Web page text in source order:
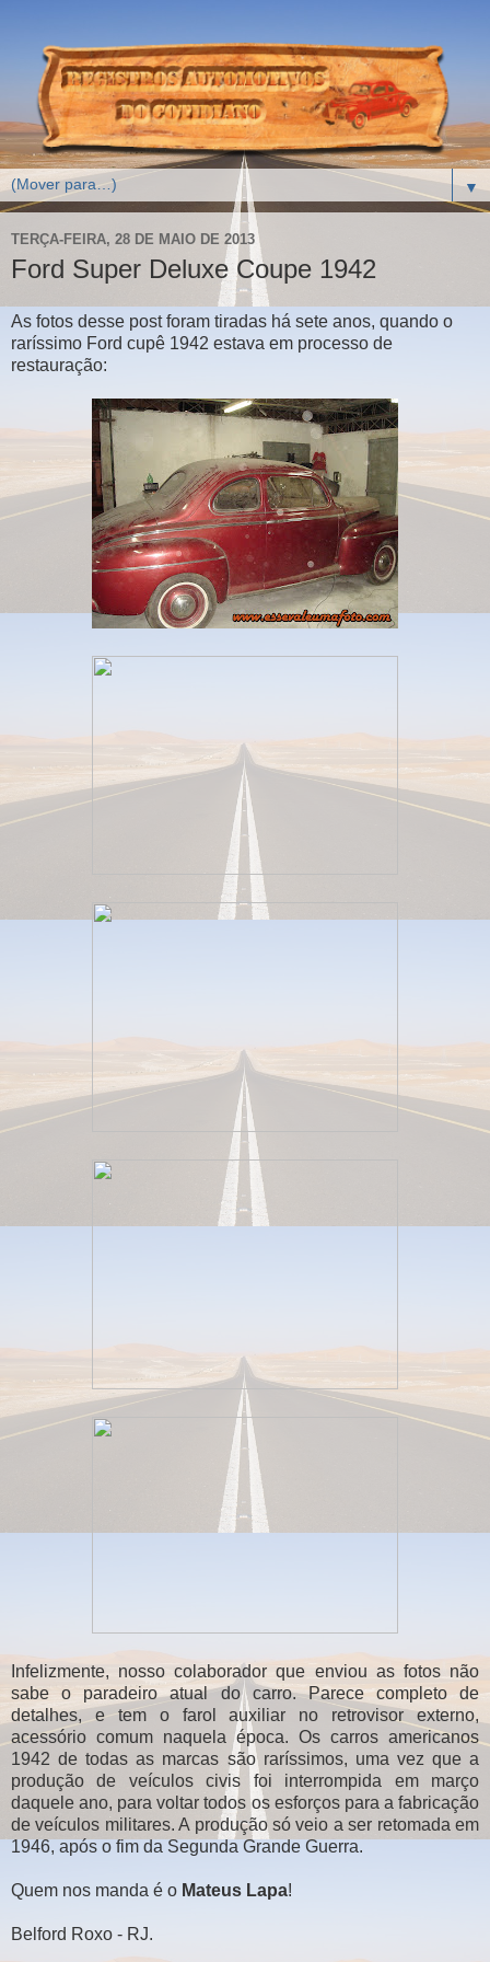
▼
TERÇA-FEIRA, 28 DE MAIO DE 2013
Ford Super Deluxe Coupe 1942
As fotos desse post foram tiradas há sete anos, quando o
raríssimo Ford cupê 1942 estava em processo de
restauração:
Infelizmente, nosso colaborador que enviou as fotos não
sabe o paradeiro atual do carro. Parece completo de
detalhes, e tem o farol auxiliar no retrovisor externo,
acessório comum naquela época. Os carros americanos
1942 de todas as marcas são raríssimos, uma vez que a
produção de veículos civis foi interrompida em março
daquele ano, para voltar todos os esforços para a fabricação
de veículos militares. A produção só veio a ser retomada em
1946, após o fim da Segunda Grande Guerra.
Quem nos manda é o Mateus Lapa!
Belford Roxo - RJ.